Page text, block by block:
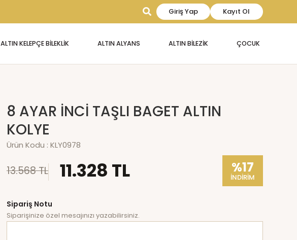
Giriş Yap Kayıt Ol
ALTIN KELEPÇE BİLEKLİK ALTIN ALYANS ALTIN BİLEZİK ÇOCUK
8 AYAR İNCİ TAŞLI BAGET ALTIN
KOLYE
Ürün Kodu : KLY0978
13.568 TL 11.328 TL %17
İNDİRİM
Sipariş Notu
Siparişinize özel mesajınızı yazabilirsiniz.